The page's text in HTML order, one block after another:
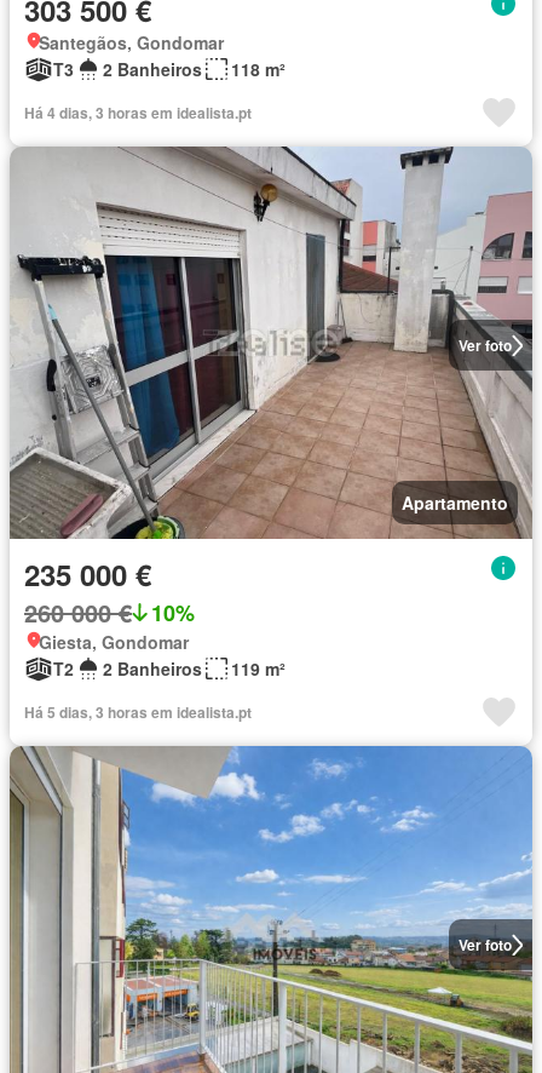
303 500 €
Santegãos, Gondomar
T3
2 Banheiros 118 m²
Há 4 dias, 3 horas em idealista.pt
Ver foto
Apartamento
235 000 €
260 000 € 10%
Giesta, Gondomar
T2
2 Banheiros 119 m²
Há 5 dias, 3 horas em idealista.pt
Ver foto